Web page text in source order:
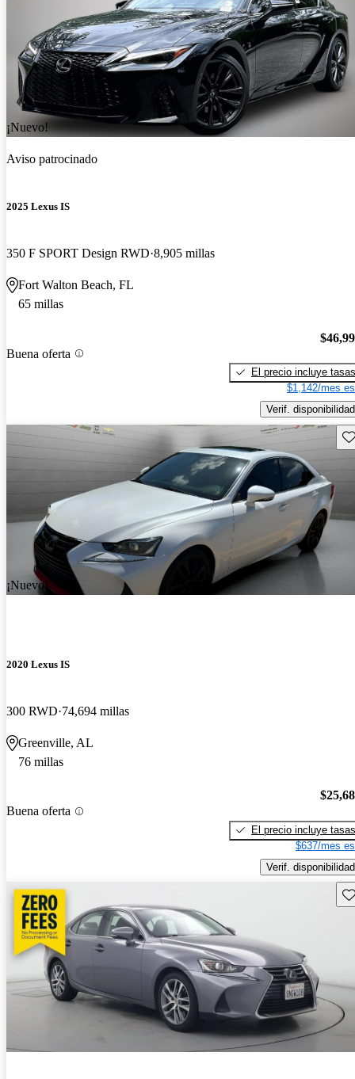
¡Nuevo!
Aviso patrocinado
2025 Lexus IS
350 F SPORT Design RWD 8,905 millas
Fort Walton Beach, FL
65 millas
Buena oferta
El precio incluye tasas
$1,142/mes
Verif. disponibilidad
¡Nuevo!
2020 Lexus IS
300 RWD 74,694 millas
Greenville, AL
76 millas
Buena oferta
El precio incluye tasas
$637/mes
Verif. disponibilidad